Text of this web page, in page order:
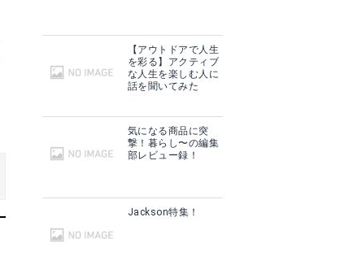
【アウトドアで人生
を彩る】アクティブ
な人生を楽しむ人に
話を聞いてみた
気になる商品に突
撃！暮らし〜の編集
部レビュー録！
Jackson特集！